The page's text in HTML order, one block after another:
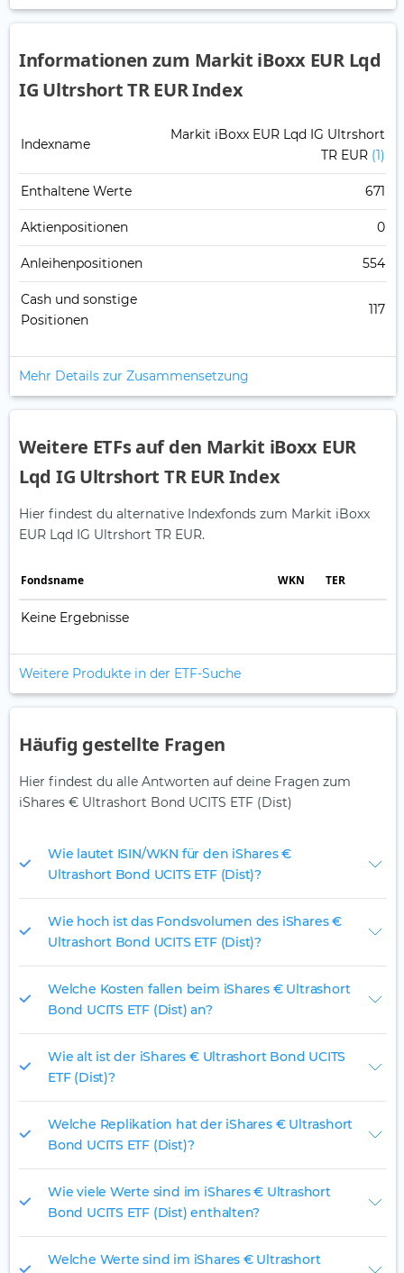
Informationen zum Markit iBoxx EUR Lqd
IG Ultrshort TR EUR Index
Indexname
Markit iBoxx EUR Lqd IG Ultrshort
TR EUR (1)
Enthaltene Werte 671
Aktienpositionen 0
Anleihenpositionen 554
Cash und sonstige
Positionen
117
Mehr Details zur Zusammensetzung
Weitere ETFs auf den Markit iBoxx EUR
Lqd IG Ultrshort TR EUR Index
Hier findest du alternative Indexfonds zum Markit iBoxx
EUR Lqd IG Ultrshort TR EUR.
Fonds­name WKN TER
Keine Ergebnisse
Weitere Produkte in der ETF-Suche
Häufig gestellte Fragen
Hier findest du alle Antworten auf deine Fragen zum
iShares € Ultrashort Bond UCITS ETF (Dist)
Wie lautet ISIN/WKN für den iShares €
Ultrashort Bond UCITS ETF (Dist)?
Wie hoch ist das Fondsvolumen des iShares €
Ultrashort Bond UCITS ETF (Dist)?
Welche Kosten fallen beim iShares € Ultrashort
Bond UCITS ETF (Dist) an?
Wie alt ist der iShares € Ultrashort Bond UCITS
ETF (Dist)?
Welche Replikation hat der iShares € Ultrashort
Bond UCITS ETF (Dist)?
Wie viele Werte sind im iShares € Ultrashort
Bond UCITS ETF (Dist) enthalten?
Welche Werte sind im iShares € Ultrashort